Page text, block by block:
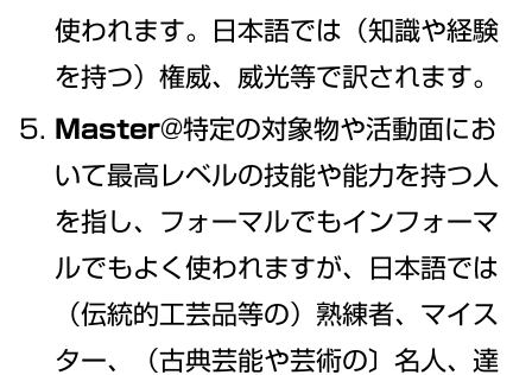
使われます。日本語では（知識や経験
を持つ）権威、威光等で訳されます。
Master@特定の対象物や活動面にお
いて最高レベルの技能や能力を持つ人
を指し、フォーマルでもインフォーマ
ルでもよく使われますが、日本語では
（伝統的工芸品等の）熟練者、マイス
ター、（古典芸能や芸術の〕名人、達